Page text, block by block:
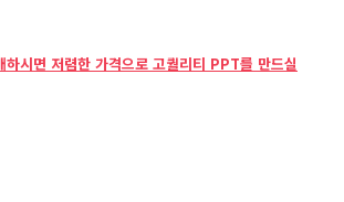
시면 저렴한 가격으로 고퀄리티 PPT를 만드실